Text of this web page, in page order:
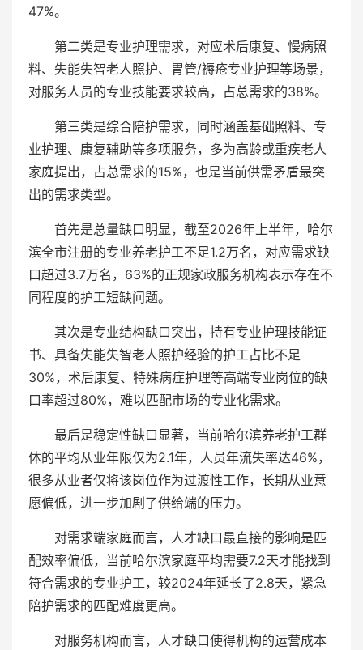
47%。
第二类是专业护理需求，对应术后康复、慢病照
料、失能失智老人照护、胃管/褥疮专业护理等场景，
对服务人员的专业技能要求较高，占总需求的38%。
第三类是综合陪护需求，同时涵盖基础照料、专
业护理、康复辅助等多项服务，多为高龄或重疾老人
家庭提出，占总需求的15%，也是当前供需矛盾最突
出的需求类型。
首先是总量缺口明显，截至2026年上半年，哈尔
滨全市注册的专业养老护工不足1.2万名，对应需求缺
口超过3.7万名，63%的正规家政服务机构表示存在不
同程度的护工短缺问题。
其次是专业结构缺口突出，持有专业护理技能证
书、具备失能失智老人照护经验的护工占比不足
30%，术后康复、特殊病症护理等高端专业岗位的缺
口率超过80%，难以匹配市场的专业化需求。
最后是稳定性缺口显著，当前哈尔滨养老护工群
体的平均从业年限仅为2.1年，人员年流失率达46%，
很多从业者仅将该岗位作为过渡性工作，长期从业意
愿偏低，进一步加剧了供给端的压力。
对需求端家庭而言，人才缺口最直接的影响是匹
配效率偏低，当前哈尔滨家庭平均需要7.2天才能找到
符合需求的专业护工，较2024年延长了2.8天，紧急
陪护需求的匹配难度更高。
对服务机构而言，人才缺口使得机构的运营成本